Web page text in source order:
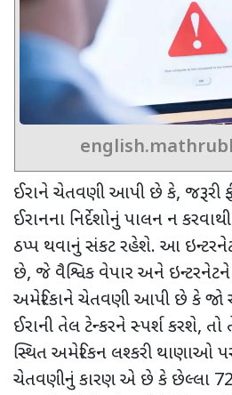
ઈરાને ચેતવણી આપી છે કે, જરૂરી
ઈરાનના નિર્દેશોનું પાલન ન
ઠપ્પ થવાનું સંકટ રહેશે. આ
છે, જે વૈશ્વિક વેપાર અને
અમેરિકાને ચેતવણી આપી છે કે
ઈરાની તેલ ટેન્કરને સ્પર્શ કરશે, તો
સ્થિત અમેરિકન લશ્કરી થાણાઓ
ચેતવણીનું કારણ એ છે કે છેલ્લા